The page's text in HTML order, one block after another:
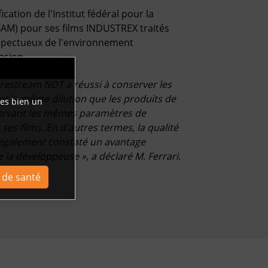
bien un
santé
de l'Institut fédéral pour la
pour ses films INDUSTREX traités
de l'environnement
NDT a réussi à conserver les
la même dilution que les produits de
les mêmes paramètres de
films. En d'autres termes, la qualité
constaté un avantage
développeuse », a déclaré M. Ferrari.